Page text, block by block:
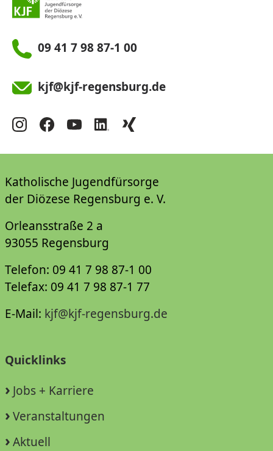
09 41 7 98 87-1 00
kjf@kjf-regensburg.de
Katholische Jugendfürsorge
der Diözese Regensburg e. V.
Orleansstraße 2 a
93055 Regensburg
Telefon: 09 41 7 98 87-1 00
Telefax: 09 41 7 98 87-1 77
E-Mail: kjf@kjf-regensburg.de
Quicklinks
Jobs + Karriere
Veranstaltungen
Aktuell